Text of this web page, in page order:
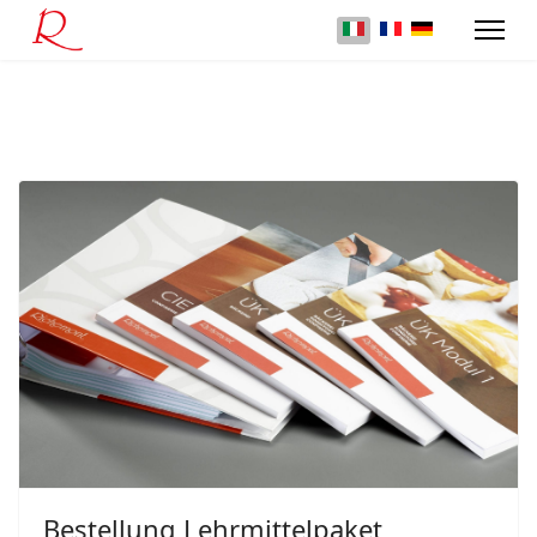
Bestellung Lehrmittelpaket